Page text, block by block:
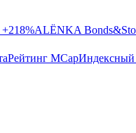
+218%ALЁNKA
Рейтинг MCapИндексный